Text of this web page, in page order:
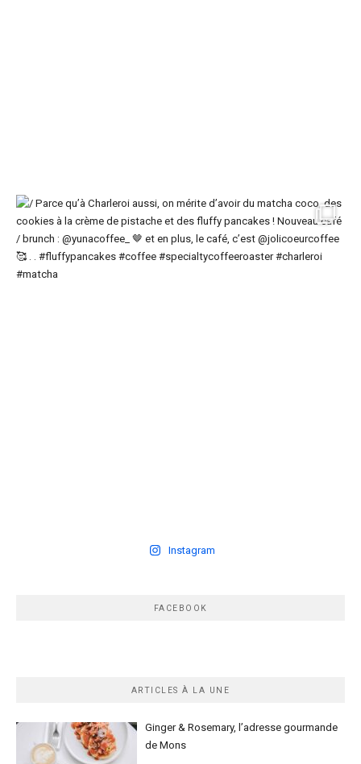
Instagram
FACEBOOK
ARTICLES À LA UNE
Ginger & Rosemary, l’adresse gourmande
de Mons